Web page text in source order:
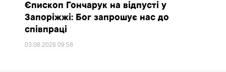
Єпископ Гончарук на відпусті у
Запоріжжі: Бог запрошує нас до
співпраці
03.08.202609:58